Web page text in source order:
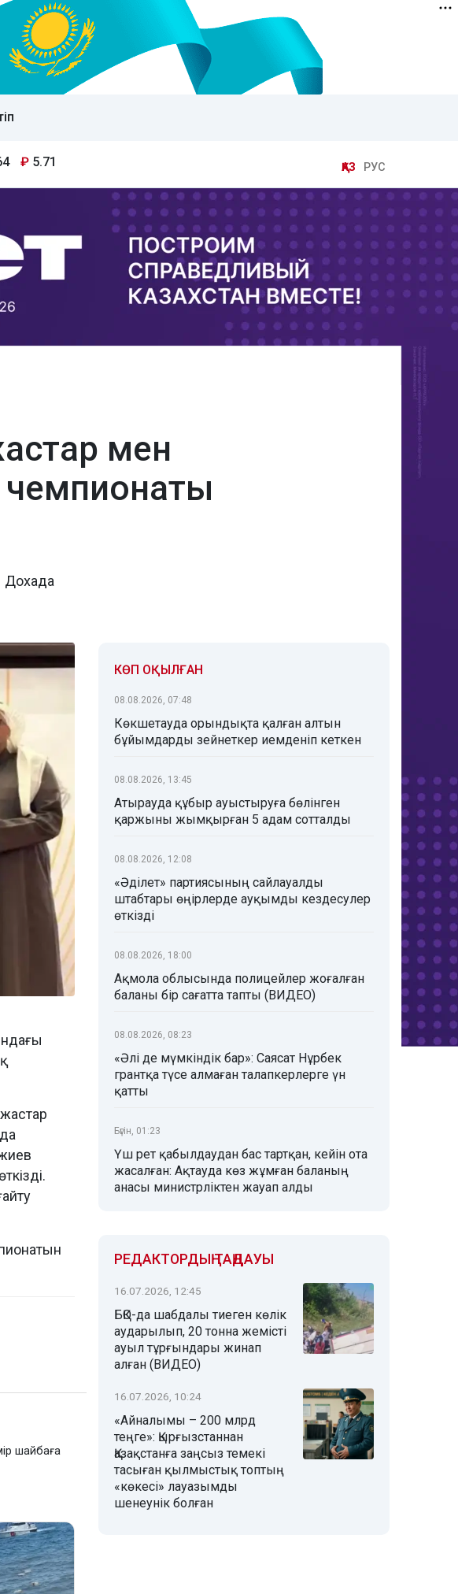
₽ 5.71 ҚАЗ РУС
мен
чемпионаты
Дохада
шайбаға
КӨП ОҚЫЛҒАН
08.08.2026, 07:48
Көкшетауда орындықта қалған алтын
бұйымдарды зейнеткер иемденіп кеткен
08.08.2026, 13:45
Атырауда құбыр ауыстыруға бөлінген
қаржыны жымқырған 5 адам сотталды
08.08.2026, 12:08
«Әділет» партиясының сайлауалды
штабтары өңірлерде ауқымды кездесулер
өткізді
08.08.2026, 18:00
Ақмола облысында полицейлер жоғалған
баланы бір сағатта тапты (ВИДЕО)
08.08.2026, 08:23
«Әлі де мүмкіндік бар»: Саясат Нұрбек
грантқа түсе алмаған талапкерлерге үн
қатты
Бүгін, 01:23
Үш рет қабылдаудан бас тартқан, кейін ота
жасалған: Ақтауда көз жұмған баланың
анасы министрліктен жауап алды
РЕДАКТОРДЫҢ ТАҢДАУЫ
16.07.2026, 12:45
БҚО-да шабдалы тиеген көлік
аударылып, 20 тонна жемісті
ауыл тұрғындары жинап
алған (ВИДЕО)
16.07.2026, 10:24
«Айналымы – 200 млрд
теңге»: Қырғызстаннан
Қазақстанға заңсыз темекі
тасыған қылмыстық топтың
«көкесі» лауазымды
шенеунік болған